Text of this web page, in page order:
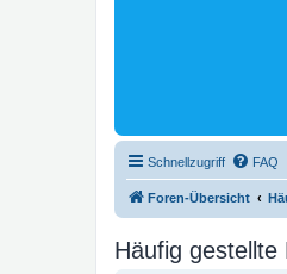
Schnellzugriff FAQ
Foren-Übersicht
Häufig gestellte